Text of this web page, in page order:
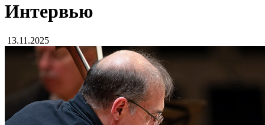
Интервью
13.11.2025